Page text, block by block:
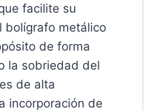
facilite su
bolígrafo metálico
de forma
la sobriedad del
de alta
incorporación de